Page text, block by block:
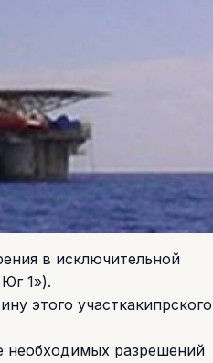
в исключительной
1»).
этого участкакипрского
необходимых разрешений